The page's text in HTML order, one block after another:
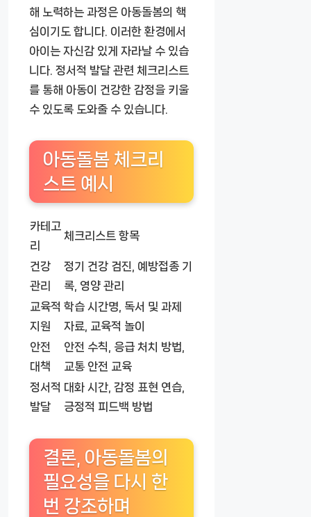
해 노력하는 과정은 아동돌봄의 핵
심이기도 합니다. 이러한 환경에서
아이는 자신감 있게 자라날 수 있습
니다. 정서적 발달 관련 체크리스트
를 통해 아동이 건강한 감정을 키울
수 있도록 도와줄 수 있습니다.
아동돌봄 체크리
스트 예시
카테고
리
체크리스트 항목
건강
관리
정기 건강 검진, 예방접종 기
록, 영양 관리
교육적
지원
학습 시간명, 독서 및 과제
자료, 교육적 놀이
안전
대책
안전 수칙, 응급 처치 방법,
교통 안전 교육
정서적
발달
대화 시간, 감정 표현 연습,
긍정적 피드백 방법
결론, 아동돌봄의
필요성을 다시 한
번 강조하며